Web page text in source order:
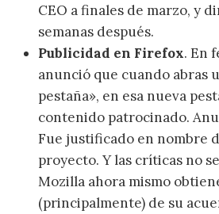
CEO a finales de marzo, y
semanas después.
Publicidad en Firefox. En
anunció que cuando abras
pestaña», en esa nueva
contenido patrocinado.
Fue justificado en nombre
proyecto. Y las críticas no
Mozilla ahora mismo
(principalmente) de su